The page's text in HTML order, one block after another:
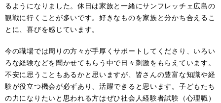
るようになりました。休日は家族と一緒にサンフレッチェ広島の
観戦に行くことが多いです。好きなものを家族と分かち合えるこ
とに、喜びを感じています。
今の職場では周りの方々が手厚くサポートしてくださり、いろい
ろな経験などを聞かせてもらう中で日々刺激をもらえています。
不安に思うこともあるかと思いますが、皆さんの豊富な知識や経
験が役立つ機会が必ずあり、活躍できると思います。子どもたち
の力になりたいと思われる方はぜひ社会人経験者試験（心理職）